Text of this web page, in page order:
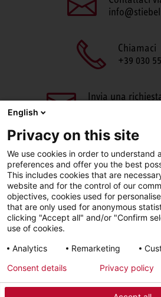
Chiamaci
+39 030
Invia una
Sigla editoriale
Facebook LinkedIn
English
Privacy on this site
We use cookies in order to understand
preferences and offer you the best
This includes cookies that are
website and for the control of our
objectives, cookies used for
that are only used for anonymous
clicking "Accept all" and/or "Confirm
use of cookies.
Analytics
Remarketing
Consent details Privacy policy